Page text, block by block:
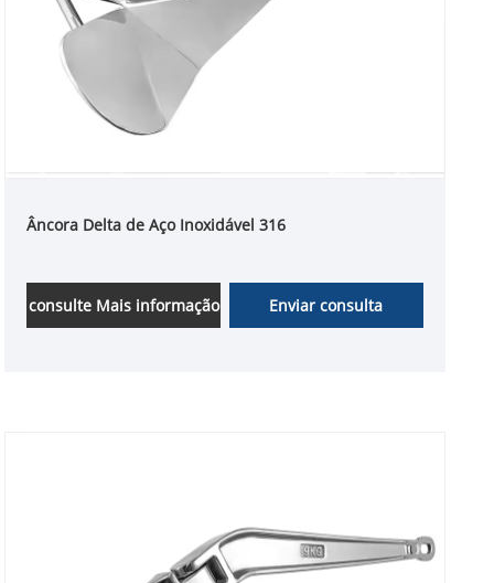
Âncora Delta de Aço Inoxidável 316
consulte Mais informação Enviar consulta